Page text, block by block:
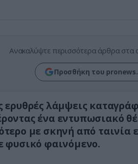
Ανακαλύψτε περισσότερα άρθρα στα
Προσθήκη του
ερυθρές λάμψεις
ένα εντυπωσιακό
με σκηνή από ταινία
φυσικό φαινόμενο.